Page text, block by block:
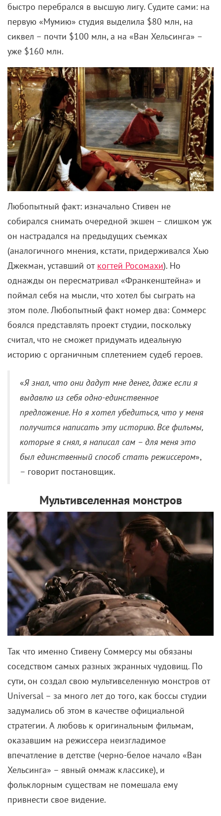
быстро перебрался в высшую лигу. Судите сами: на
первую «Мумию» студия выделила $80 млн, на
сиквел – почти $100 млн, а на «Ван Хельсинга» –
уже $160 млн.
Любопытный факт: изначально Стивен не
собирался снимать очередной экшен – слишком уж
он настрадался на предыдущих съемках
(аналогичного мнения, кстати, придерживался Хью
Джекман, уставший от когтей Росомахи). Но
однажды он пересматривал «Франкенштейна» и
поймал себя на мысли, что хотел бы сыграть на
этом поле. Любопытный факт номер два: Соммерс
боялся представлять проект студии, поскольку
считал, что не сможет придумать идеальную
историю с органичным сплетением судеб героев.
«Я знал, что они дадут мне денег, даже если я
выдавлю из себя одно-единственное
предложение. Но я хотел убедиться, что у меня
получится написать эту историю.Все фильмы,
которые я снял, я написал сам – для меня это
был единственный способ стать режиссером»,
– говорит постановщик.
Мультивселенная монстров
Так что именно Стивену Соммерсу мы обязаны
соседством самых разных экранных чудовищ. По
сути, он создал свою мультивселенную монстров от
Universal – за много лет до того, как боссы студии
задумались об этом в качестве официальной
стратегии. А любовь к оригинальным фильмам,
оказавшим на режиссера неизгладимое
впечатление в детстве (черно-белое начало «Ван
Хельсинга» – явный оммаж классике), и
фольклорным существам не помешала ему
привнести свое видение.